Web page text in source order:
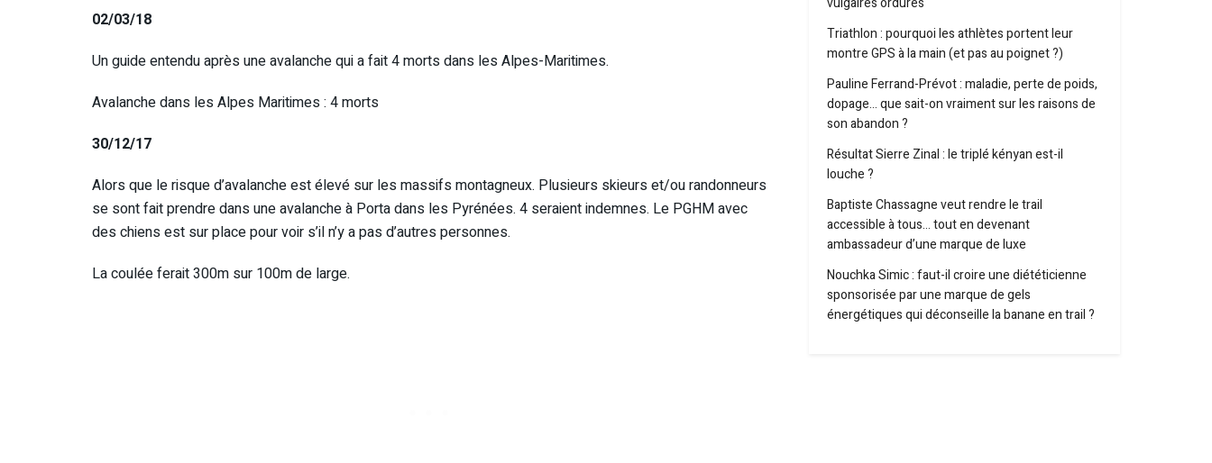
02/03/18
Un guide entendu après une avalanche qui a fait 4 morts dans les Alpes-Maritimes.
Avalanche dans les Alpes Maritimes : 4 morts
30/12/17
Alors que le risque d’avalanche est élevé sur les massifs montagneux. Plusieurs skieurs et/ou randonneurs
se sont fait prendre dans une avalanche à Porta dans les Pyrénées. 4 seraient indemnes. Le PGHM avec
des chiens est sur place pour voir s’il n’y a pas d’autres personnes.
La coulée ferait 300m sur 100m de large.
Triathlon : pourquoi les athlètes portent leur
montre GPS à la main (et pas au poignet ?)
Pauline Ferrand-Prévot : maladie, perte de poids,
dopage… que sait-on vraiment sur les raisons de
son abandon ?
Résultat Sierre Zinal : le triplé kényan est-il
louche ?
Baptiste Chassagne veut rendre le trail
accessible à tous… tout en devenant
ambassadeur d’une marque de luxe
Nouchka Simic : faut-il croire une diététicienne
sponsorisée par une marque de gels
énergétiques qui déconseille la banane en trail ?